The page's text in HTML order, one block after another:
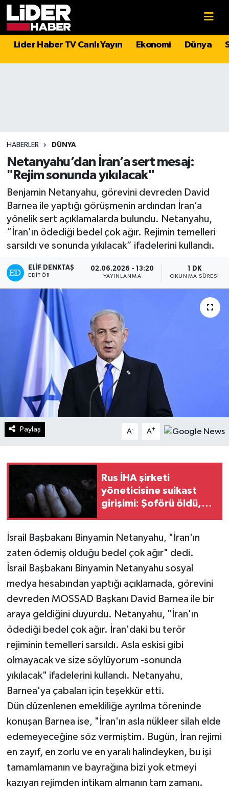
Lider Haber TV Canlı Yayın Ekonomi Dünya
HABERLER DÜNYA
Netanyahu’dan İran’a sert mesaj:
"Rejim sonunda yıkılacak"
Benjamin Netanyahu, görevini devreden David
Barnea ile yaptığı görüşmenin ardından İran’a
yönelik sert açıklamalarda bulundu. Netanyahu,
“İran'ın ödediği bedel çok ağır. Rejimin temelleri
sarsıldı ve sonunda yıkılacak” ifadelerini kullandı.
ELIF DENKTAŞ
EDITÖR
02.06.2026 - 13:20
YAYINLANMA
1 DK
OKUNMA SÜRESI
Paylaş A- A+
Rus İHA şirketi
yöneticisine suikast
girişimi: Şoförü öldü,
İsrail Başbakanı Binyamin Netanyahu, "İran'ın
zaten ödemiş olduğu bedel çok ağır" dedi.
İsrail Başbakanı Binyamin Netanyahu sosyal
medya hesabından yaptığı açıklamada, görevini
devreden MOSSAD Başkanı David Barnea ile bir
araya geldiğini duyurdu. Netanyahu, "İran'ın
ödediği bedel çok ağır. İran'daki bu terör
rejiminin temelleri sarsıldı. Asla eskisi gibi
olmayacak ve size söylüyorum -sonunda
yıkılacak" ifadelerini kullandı. Netanyahu,
Barnea'ya çabaları için teşekkür etti.
Dün düzenlenen emekliliğe ayrılma töreninde
konuşan Barnea ise, "İran'ın asla nükleer silah elde
edemeyeceğine söz vermiştim. Bugün, İran rejimi
en zayıf, en zorlu ve en yaralı halindeyken, bu işi
tamamlamanın ve bayrağına bizi yok etmeyi
kazıyan rejimden intikam almanın tam zamanı.
Politika
Magazin
Spor
Sağlık
Teknoloji
Turizm
Kültür - Sanat
Lider Haber TV Canlı Yayın izle
Hava Durumu
Süper Lig Puan Durumu ve Fikstür
Tüm Manşetler
Son Dakika Haberleri
Haber Arşivi